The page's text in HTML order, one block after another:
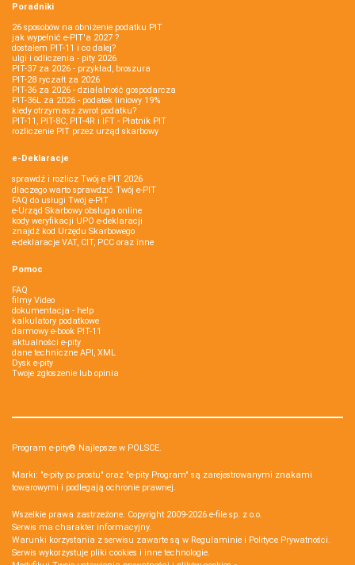
Poradniki
26 sposobów na obniżenie podatku PIT
jak wypełnić e-PIT'a 2027 ?
dostałem PIT-11 i co dalej?
ulgi i odliczenia - pity 2026
PIT-37 za 2026 - przykład, broszura
PIT-28 ryczałt za 2026
PIT-36 za 2026 - działalność gospodarcza
PIT-36L za 2026 - podatek liniowy 19%
kiedy otrzymasz zwrot podatku?
PIT-11, PIT-8C, PIT-4R i IFT - Płatnik PIT
rozliczenie PIT przez urząd skarbowy
e-Deklaracje
sprawdź i rozlicz Twój e PIT 2026
dlaczego warto sprawdzić Twój e-PIT
FAQ do usługi Twój e-PIT
e-Urząd Skarbowy obsługa online
kody weryfikacji UPO e-deklaracji
znajdź kod Urzędu Skarbowego
e-deklaracje VAT, CIT, PCC oraz inne
Pomoc
FAQ
filmy Video
dokumentacja - help
kalkulatory podatkowe
darmowy e-book PIT-11
aktualności e-pity
dane techniczne API, XML
Dysk e-pity
Twoje zgłoszenie lub opinia
Program e-pity® Najlepsze w POLSCE.
Marki: "e-pity po prostu" oraz "e-pity Program" są zarejestrowanymi znakami
towarowymi i podlegają ochronie prawnej.
Wszelkie prawa zastrzeżone. Copyright 2009-2026 e-file sp. z o.o.
Serwis ma charakter informacyjny.
Warunki korzystania z serwisu zawarte są w Regulaminie i Polityce Prywatności.
Serwis wykorzystuje pliki cookies i inne technologie.